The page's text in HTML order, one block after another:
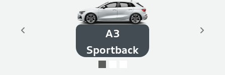
A3
Sportback